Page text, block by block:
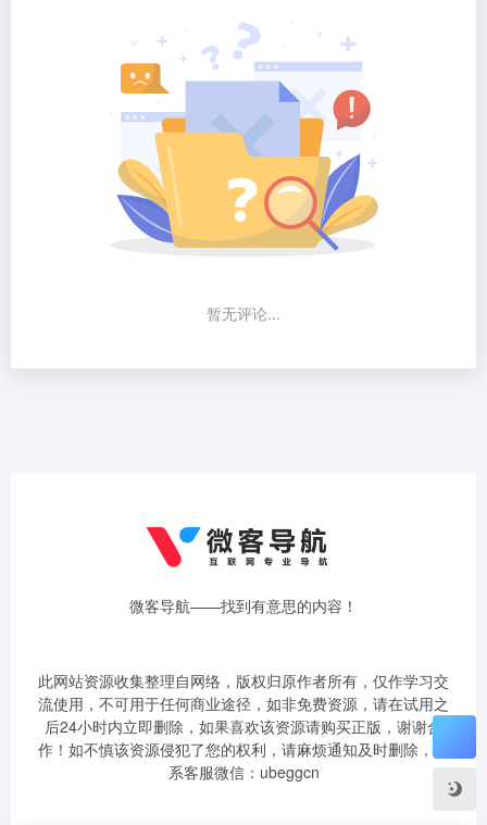
暂无评论...
微客导航——找到有意思的内容！
此网站资源收集整理自网络，版权归原作者所有，仅作学习交
流使用，不可用于任何商业途径，如非免费资源，请在试用之
后24小时内立即删除，如果喜欢该资源请购买正版，谢谢合
作！如不慎该资源侵犯了您的权利，请麻烦通知及时删除，联
系客服微信：ubeggcn